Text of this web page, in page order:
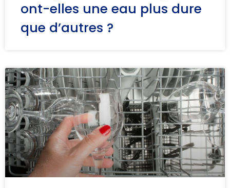
ont-elles une eau plus dure
que d’autres ?